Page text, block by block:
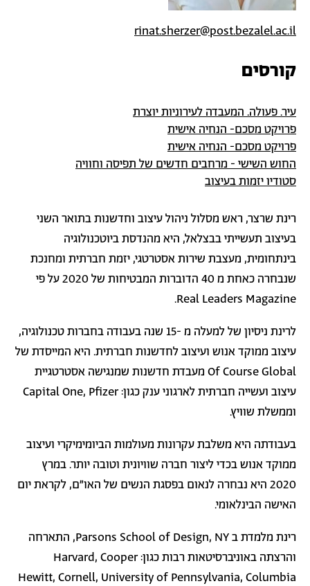
rinat.sherzer@post.bezalel.ac.il
קורסים
עיר. פעולה. המעבדה לעירוניות יוצרת
פרויקט מסכם- הנחיה אישית
פרויקט מסכם- הנחיה אישית
החוש השישי - מרחבים חדשים של תפיסה וחוויה
סטודיו יזמות בעיצוב
רינת שרצר, ראש מסלול ניהול עיצוב וחדשנות בתואר השני
בעיצוב תעשייתי בבצלאל, היא מהנדסת ביוטכנולוגיה
בינתחומית, מעצבת שירות אסטרטגי, יזמת חברתית ומחנכת
שנבחרה כאחת מ 40 הדוברות המבטיחות של 2020 על פי
Real Leaders Magazine
.
לרינת ניסיון של למעלה מ -15 שנה בעבודה בחברות טכנולוגיה,
עיצוב ממוקד אנוש ועיצוב לחדשנות חברתית. היא המייסדת של
Of Course Global מעבדת חדשנות שמנגישה אסטרטגיית
עיצוב ועשייה חברתית לארגוני ענק כגון:Capital One, Pfizer
וממשלת שוויץ.
בעבודתה היא משלבת עקרונות מעולמות הביומימיקרי ועיצוב
ממוקד אנוש בכדי ליצור חברה שוויונית וטובה יותר. במרץ
2020 היא נבחרה לנאום בפסגת הנשים של האו"ם, לקראת יום
האישה הבינלאומי.
רינת מלמדת בParsons School of Design, NY, התארחה
והרצתה באוניברסיטאות רבות כגון:Harvard, Cooper
Hewitt, Cornell, University of Pennsylvania, Columbia